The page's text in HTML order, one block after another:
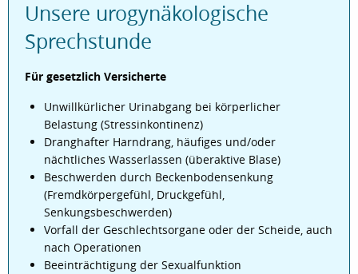
Unsere urogynäkologische
Sprechstunde
Für gesetzlich Versicherte
Unwillkürlicher Urinabgang bei körperlicher
Belastung (Stressinkontinenz)
Dranghafter Harndrang, häufiges und/oder
nächtliches Wasserlassen (überaktive Blase)
Beschwerden durch Beckenbodensenkung
(Fremdkörpergefühl, Druckgefühl,
Senkungsbeschwerden)
Vorfall der Geschlechtsorgane oder der Scheide, auch
nach Operationen
Beeinträchtigung der Sexualfunktion